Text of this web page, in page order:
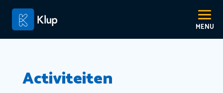
Activiteiten